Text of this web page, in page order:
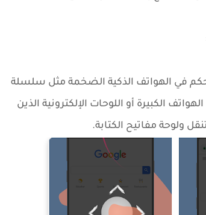
في الهواتف الذكية الضخمة مثل سلسلة
الكبيرة أو اللوحات الإلكترونية الذين
ولوحة مفاتيح الكتابة.